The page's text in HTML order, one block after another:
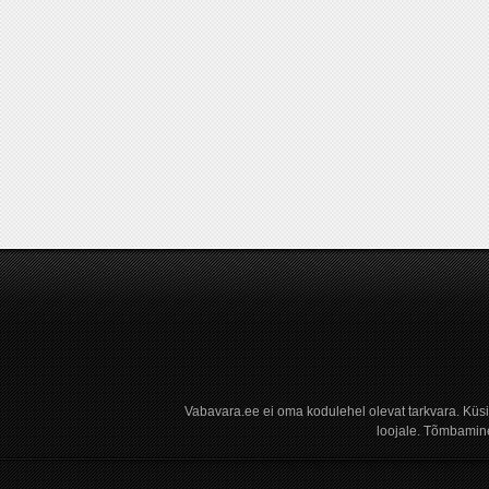
Vabavara.ee ei oma kodulehel olevat tarkvara.
loojale.